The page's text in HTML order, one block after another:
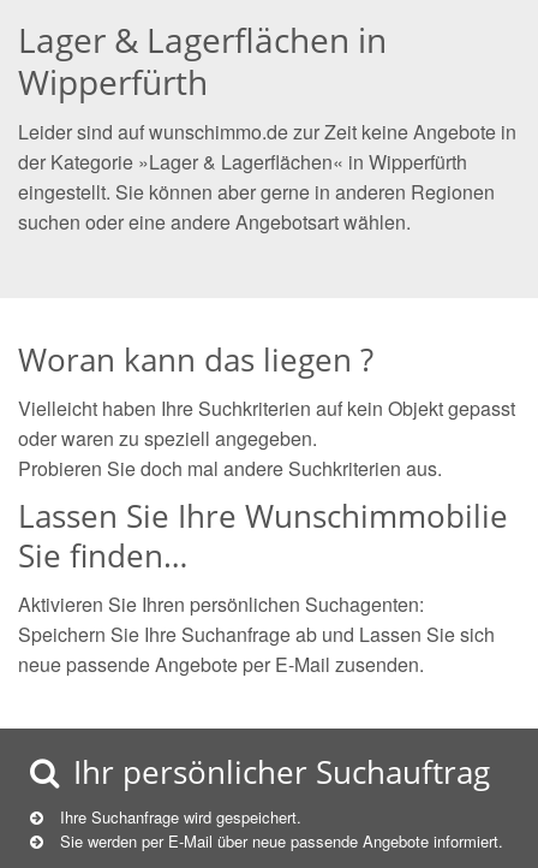
Lager & Lagerflächen in
Wipperfürth
Leider sind auf wunschimmo.de zur Zeit keine Angebote in
der Kategorie »Lager & Lagerflächen« in Wipperfürth
eingestellt. Sie können aber gerne in anderen Regionen
suchen oder eine andere Angebotsart wählen.
Woran kann das liegen ?
Vielleicht haben Ihre Suchkriterien auf kein Objekt gepasst
oder waren zu speziell angegeben.
Probieren Sie doch mal andere Suchkriterien aus.
Lassen Sie Ihre Wunschimmobilie
Sie finden…
Aktivieren Sie Ihren persönlichen Suchagenten:
Speichern Sie Ihre Suchanfrage ab und Lassen Sie sich
neue passende Angebote per E-Mail zusenden.
Ihr persönlicher Suchauftrag
Ihre Suchanfrage wird gespeichert.
Sie werden per E-Mail über neue passende Angebote informiert.